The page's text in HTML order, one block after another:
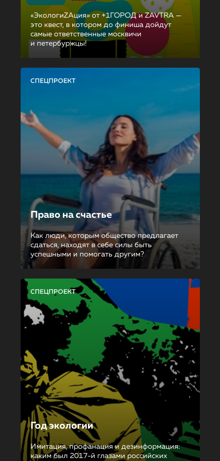
«ЭкологиZAция» от +1ГОРОД и ZAVTRA —
это квест, в котором до финиша дойдут
самые ответственные москвичи
и петербуржцы!
СПЕЦПРОЕКТ
Право на счастье
Как люди, которым общество предлагает
сдаться, находят в себе силы быть
успешными и помогать другим?
СПЕЦПРОЕКТ
Год экологии
Имитация, профанация и дезинформация:
каким был 2017-й глазами российских